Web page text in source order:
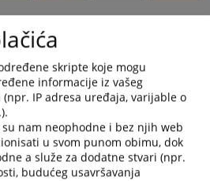
svakoga četvrtka u
10174VIEWS
skripte koje mogu
informacije iz vašeg
IP adresa uređaja, varijable o
nam neophodne i bez njih web
u svom punom obimu, dok
a služe za dodatne stvari (npr.
budućeg usavršavanja